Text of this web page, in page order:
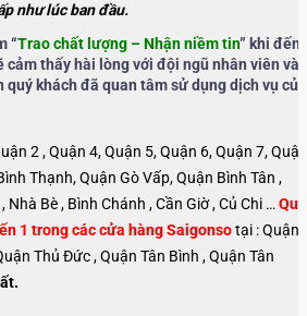
như lúc ban đầu.
“Trao chất lượng – Nhận niềm tin” khi đến
cảm thấy hài lòng với đội ngũ nhân viên và
quý khách đã quan tâm sử dụng dịch vụ của
2 , Quận 4, Quận 5, Quận 6, Quận 7, Quận
Thạnh, Quận Gò Vấp, Quận Bình Tân ,
Bè , Bình Chánh , Cần Giờ , Củ Chi … Quý
1 trong các cửa hàng Saigonsotại : Quận
Thủ Đức , Quận Tân Bình , Quận Tân